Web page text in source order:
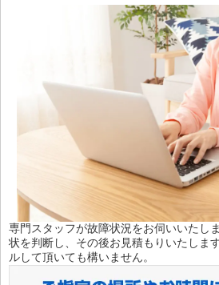
専門スタッフが故障状況をお伺いいたし
状を判断し、その後お見積もりいたしま
ルして頂いても構いません。